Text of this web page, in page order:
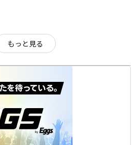
もっと見る